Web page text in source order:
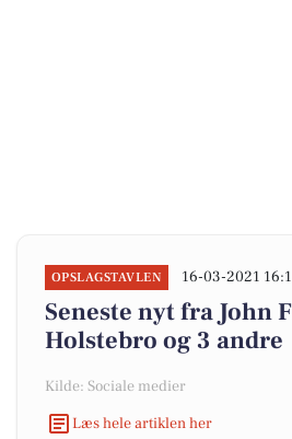
OPSLAGSTAVLEN 16-03-2021
Seneste nyt fra John
Holstebro og 3 andre
Kilde: Sociale medier
Læs hele artiklen her